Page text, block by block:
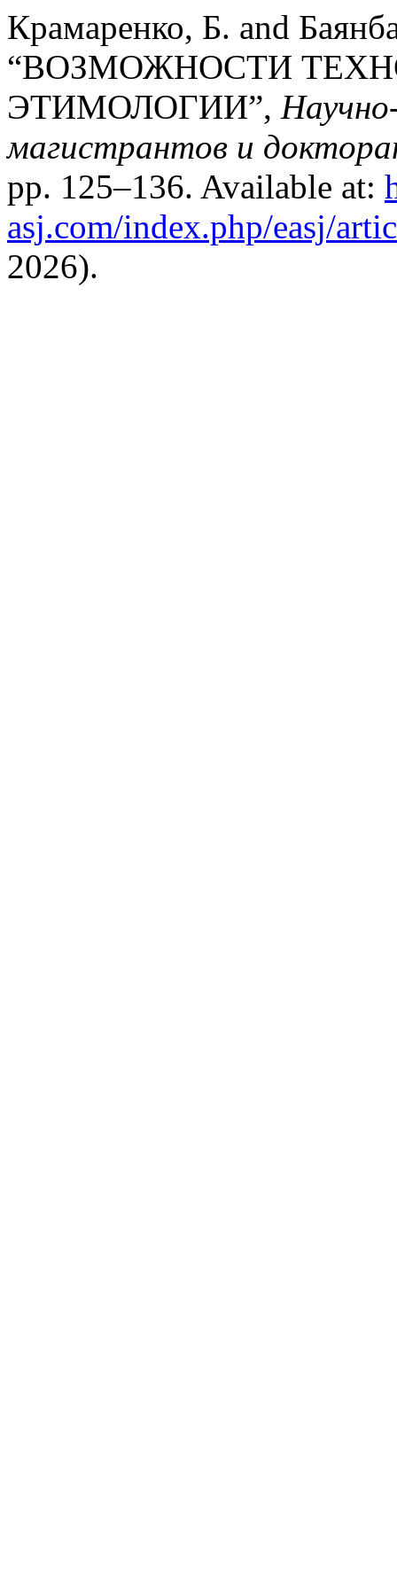
Крамаренко, Б. and
“ВОЗМОЖНОСТИ
ЭТИМОЛОГИИ”,
магистрантов и
pp. 125–136. Available at:
asj.com/index.php/easj/
2026).